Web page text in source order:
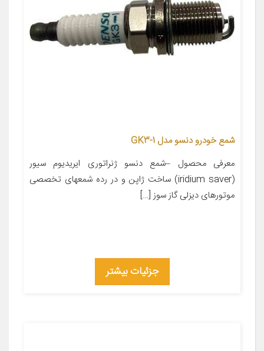
شمع خودرو دنسو مدل GK3-1
معرفی محصول –شمع دنسو ژنراتوری ایریدیوم سیور
(iridium saver) ساخت ژاپن و در رده شمعهای تخصصی
موتورهای دیزلی گاز سوز […]
جزئیات بیشتر